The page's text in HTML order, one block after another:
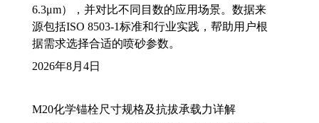
6.3μm），并对比不同目数的应用场景。数据来
源包括ISO 8503-1标准和行业实践，帮助用户根
据需求选择合适的喷砂参数。
2026年8月4日
M20化学锚栓尺寸规格及抗拔承载力详解